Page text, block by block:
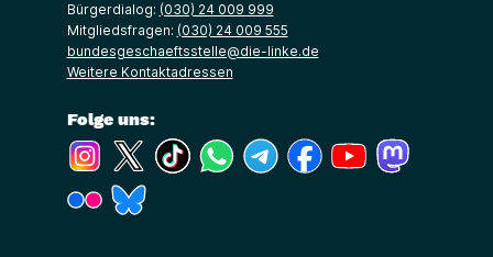
Bürgerdialog: (030) 24 009 999
Mitgliedsfragen: (030) 24 009 555
bundesgeschaeftsstelle@die-linke.de
Weitere Kontaktadressen
Folge uns:
(Link öffnet ein neues Fenster)
(Link öffnet ein neues Fenster)
(Link öffnet ein neues Fenster)
(Link öffnet ein neues Fenster)
(Link öffnet ein neues Fenster)
(Link öffnet ein neues
(Link öffnet ein
(Link öffnet ein neues Fenster)